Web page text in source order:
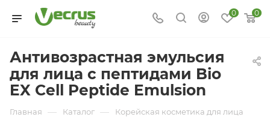
0 0
Антивозрастная эмульсия
для лица с пептидами Bio
EX Cell Peptide Emulsion
Главная — Каталог — Корейская косметика для лица